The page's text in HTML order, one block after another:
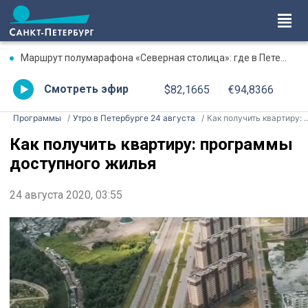
Маршрут полумарафона «Северная столица»: где в Петербурге будут перекрыты дороги 9 августа
Смотреть эфир $82,1665 €94,8366
Программы Утро в Петербурге 24 августа Как получить квартиру: программы доступного жилья
Как получить квартиру: программы
доступного жилья
24 августа 2020, 03:55